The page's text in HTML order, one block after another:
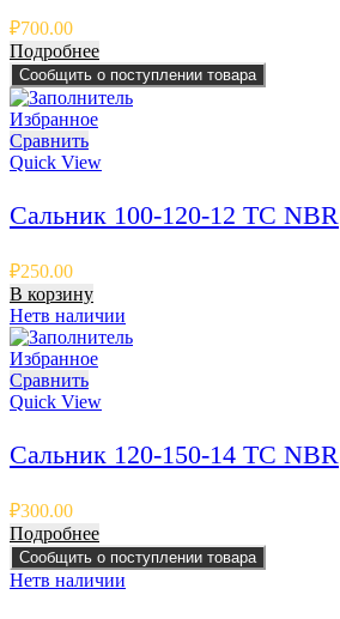
₽700.00
Подробнее
Сообщить о поступлении товара
Избранное
Сравнить
Quick View
Сальник 100-120-12 TC NBR
₽250.00
В корзину
Нетв наличии
Избранное
Сравнить
Quick View
Сальник 120-150-14 TC NBR
₽300.00
Подробнее
Сообщить о поступлении товара
Нетв наличии